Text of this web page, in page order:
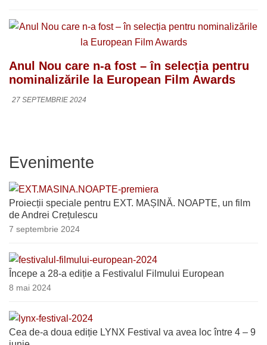
Anul Nou care n-a fost – în selecția pentru
nominalizările la European Film Awards
27 SEPTEMBRIE 2024
Evenimente
Proiecții speciale pentru EXT. MAȘINĂ. NOAPTE, un film
de Andrei Crețulescu
7 septembrie 2024
Începe a 28-a ediție a Festivalul Filmului European
8 mai 2024
Cea de-a doua ediție LYNX Festival va avea loc între 4 – 9